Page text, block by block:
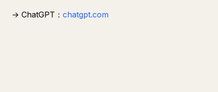
→ ChatGPT： chatgpt.com